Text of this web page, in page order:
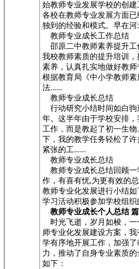
始教师专业发展学校的创
各校在教师专业发展方面
独到的经验和模式。早在河
教师专业成长工作总结
邵原二中教师素养提升工
我校教师素质的提升培训
素养，认真扎实地做好教师
根据教育局《中小学教师
法......
教师专业成长总结
行动研究小结时间如白驹
年。这半年由于学校安排
工作，而是教起了初一生
下，我的教学任务轻松了
紧张的工......
教师专业成长总结
教师专业成长总结回顾一
作，有喜有忧,为更有效的
教师专业化发展进行小结
学习活动积极参加学校组织
教师专业成长个人总结
时光飞逝，岁月如梭，一
师专业化发展建设方案，
学有序地开展工作，加强
力，推动了自身专业素质
如下：